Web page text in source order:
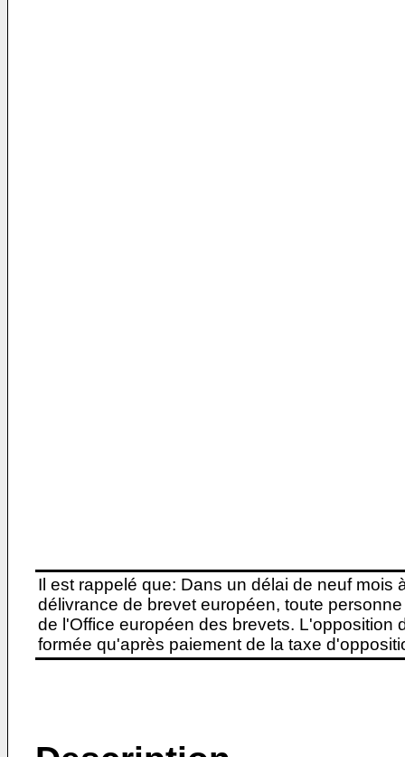
Il est rappelé que: Dans un délai de neuf
délivrance de brevet européen, toute
de l'Office européen des brevets. L'opposition
formée qu'après paiement de la taxe